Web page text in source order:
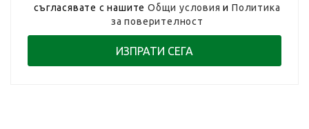
съгласявате с нашитеОбщи условия иПолитика
за поверителност